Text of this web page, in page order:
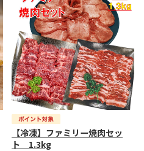
【冷凍】ファミリー焼肉セッ
ト 1.3kg